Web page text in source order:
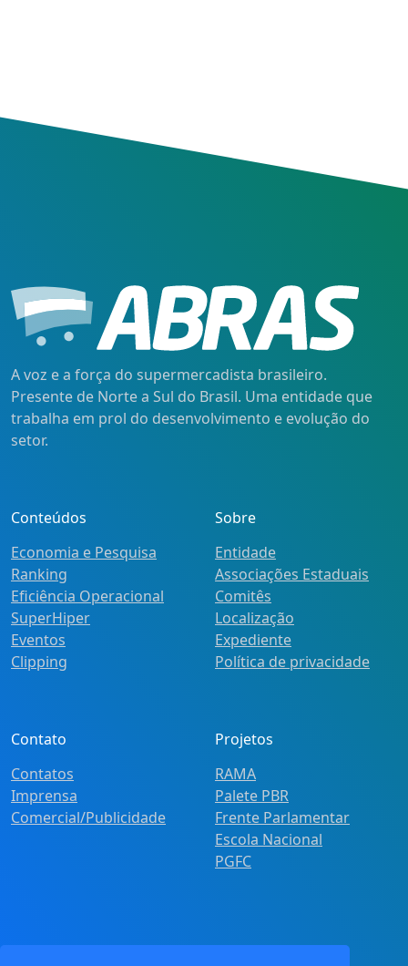
A voz e a força do supermercadista brasileiro.
Presente de Norte a Sul do Brasil. Uma entidade que
trabalha em prol do desenvolvimento e evolução do
setor.
Conteúdos
Economia e Pesquisa
Ranking
Eficiência Operacional
SuperHiper
Eventos
Clipping
Sobre
Entidade
Associações Estaduais
Comitês
Localização
Expediente
Política de privacidade
Contato
Contatos
Imprensa
Comercial/Publicidade
Projetos
RAMA
Palete PBR
Frente Parlamentar
Escola Nacional
PGFC